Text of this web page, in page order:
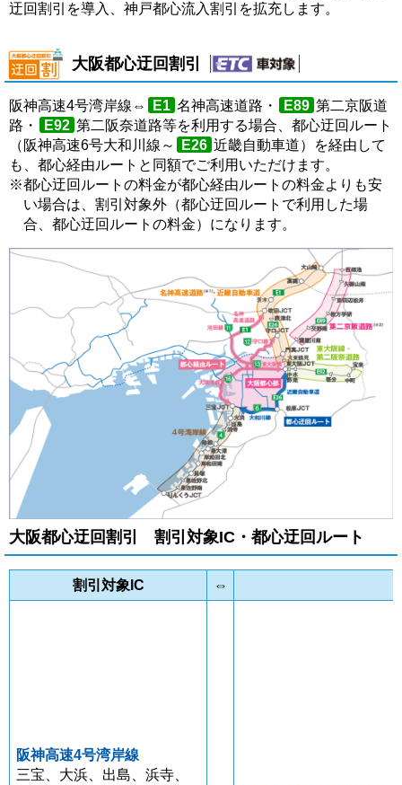
迂回割引を導入、神戸都心流入割引を拡充します。
大阪都心迂回割引
阪神高速4号湾岸線⇔ E1 名神高速道路・ E89 第二京阪道
路・
E92 第二阪奈道路等を利用する場合、都心迂回ルート
（阪神高速6号大和川線～
E26 近畿自動車道）を経由して
も、都心経由ルートと同額でご利用いただけます。
※都心迂回ルートの料金が都心経由ルートの料金よりも安
い場合は、割引対象外（都心迂回ルートで利用した場
合、都心迂回ルートの料金）になります。
大阪都心迂回割引 割引対象IC・都心迂回ルート
割引対象IC ⇔
阪神高速4号湾岸線
三宝、大浜、出島、浜寺、